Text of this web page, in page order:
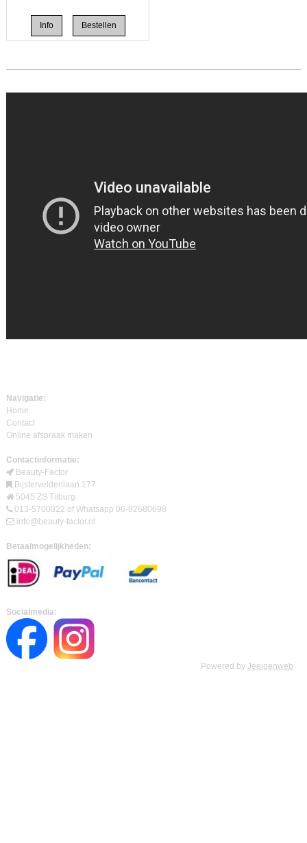
Navigatie:
Home
Contact
Online afspraak maken
Contactinformatie:
Beauty-Factor
Bijsterveldenlaan 177
5045 ZS Tilburg
013-5700822 of Whatsapp 06-82680698
info@beauty-factor.nl
Betaalmogelijkheden:
Socialmedia:
Powered by Jeeigenweb